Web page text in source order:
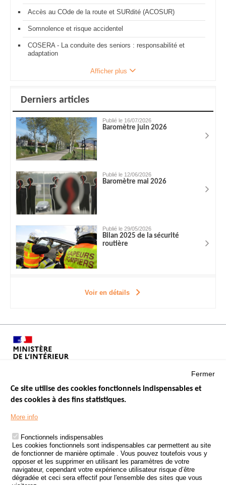
Accès au COde de la route et SURdité (ACOSUR)
Somnolence et risque accidentel
COSERA - La conduite des seniors : responsabilité et
adaptation
Afficher plus
Derniers articles
Publié le 16/07/2026
Baromètre juin 2026
Publié le 12/06/2026
Baromètre mai 2026
Publié le 29/05/2026
Bilan 2025 de la sécurité
routière
Voir en détails
Menu
Footer
LES SITES PUBLICS
ÉTAT DE L’INSÉCURITÉ ROUTIÈRE
TRAITEMENT DES DONNÉES PERSONNELLES DES ACCIDENTS DE
LA ROUTE
ETUDES ET RECHERCHES
Fermer
Ce site utilise des cookies fonctionnels indispensables et
des cookies à des fins statistiques.
More info
Fonctionnels indispensables
Les cookies fonctionnels sont indispensables car permettent au site
de fonctionner de manière optimale . Vous pouvez toutefois vous y
opposer et les supprimer en utilisant les paramètres de votre
navigateur, cependant votre expérience utilisateur risque d’être
dégradée et ceci sera effectif pour l'ensemble des sites que vous